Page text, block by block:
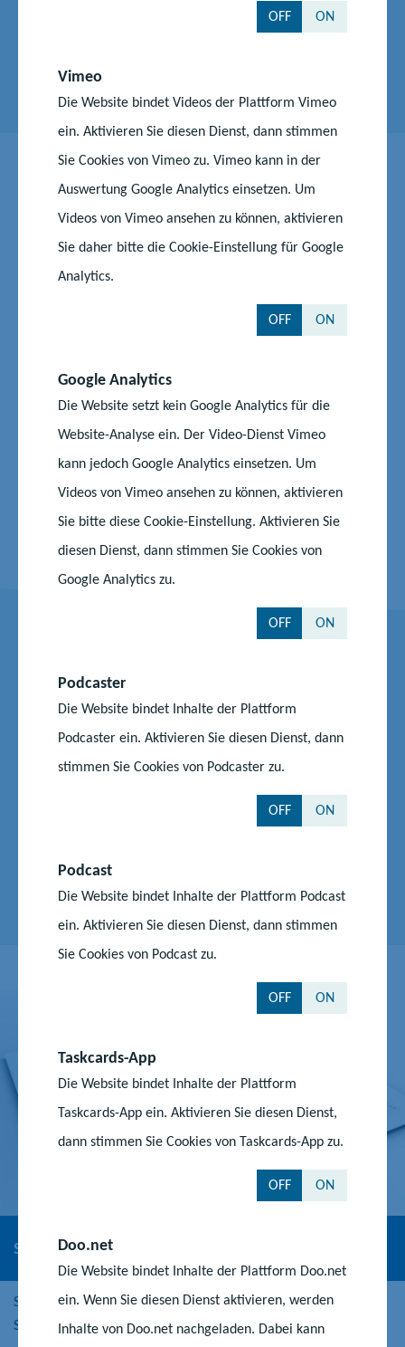
OFF ON
Vimeo
Die Website bindet Videos der Plattform Vimeo
ein. Aktivieren Sie diesen Dienst, dann stimmen
Sie Cookies von Vimeo zu. Vimeo kann in der
Auswertung Google Analytics einsetzen. Um
Videos von Vimeo ansehen zu können, aktivieren
Sie daher bitte die Cookie-Einstellung für Google
Analytics.
OFF ON
Google Analytics
Die Website setzt kein Google Analytics für die
Website-Analyse ein. Der Video-Dienst Vimeo
kann jedoch Google Analytics einsetzen. Um
Videos von Vimeo ansehen zu können, aktivieren
Sie bitte diese Cookie-Einstellung. Aktivieren Sie
diesen Dienst, dann stimmen Sie Cookies von
Google Analytics zu.
OFF ON
Podcaster
Die Website bindet Inhalte der Plattform
Podcaster ein. Aktivieren Sie diesen Dienst, dann
stimmen Sie Cookies von Podcaster zu.
OFF ON
Podcast
Die Website bindet Inhalte der Plattform Podcast
ein. Aktivieren Sie diesen Dienst, dann stimmen
Sie Cookies von Podcast zu.
OFF ON
Taskcards-App
Die Website bindet Inhalte der Plattform
Taskcards-App ein. Aktivieren Sie diesen Dienst,
dann stimmen Sie Cookies von Taskcards-App zu.
OFF ON
Doo.net
Die Website bindet Inhalte der Plattform Doo.net
ein. Wenn Sie diesen Dienst aktivieren, werden
Inhalte von Doo.net nachgeladen. Dabei kann
Stellenausschreibungstext VII 450-3 -
PDF, 164 KB
Staatliche Schulämter in MV
Staatliches Schulamt Greifswald
Staatliches Schulamt Rostock
N.N.
Ministerium für Bildung und Kindertagesförderung
Referat 400 - Landesschulrat, Kita-Landeselternrat
(LSR), Landesschulbeirat (LSB)
Schulstatistik
Schüler-, Lehrer- sowie Schulzahlen, Prognosen,
Schulverzeichnis und mehr